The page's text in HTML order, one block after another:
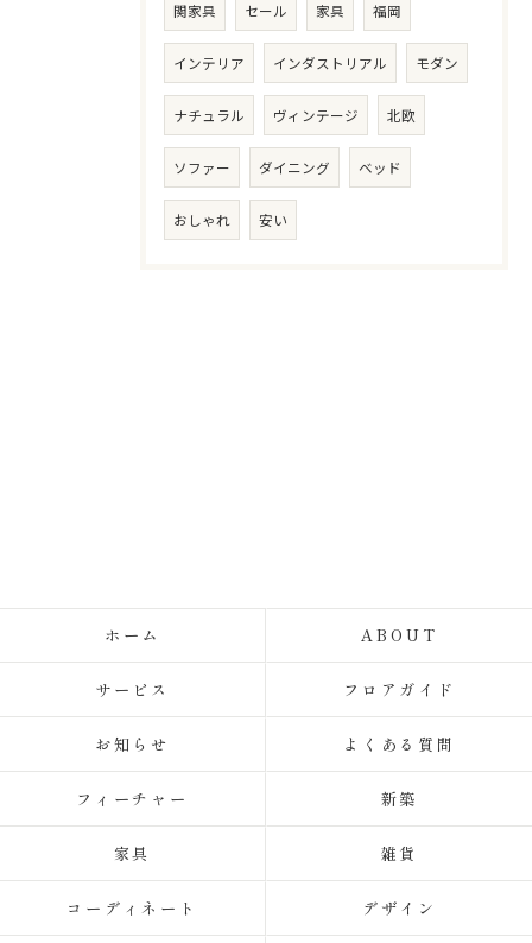
関家具 セール 家具 福岡
インテリア インダストリアル モダン
ナチュラル ヴィンテージ 北欧
ソファー ダイニング ベッド
おしゃれ 安い
ホーム ABOUT
サービス フロアガイド
お知らせ よくある質問
フィーチャー 新築
家具 雑貨
コーディネート デザイン